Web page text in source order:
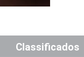
Classificados